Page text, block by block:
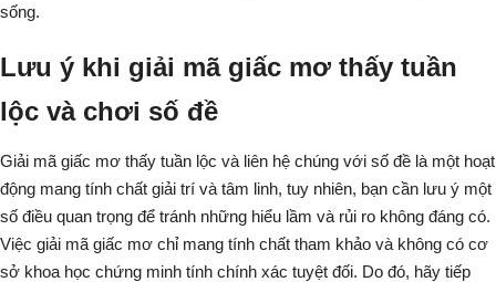
sống.
Lưu ý khi giải mã giấc mơ thấy tuần
lộc và chơi số đề
Giải mã giấc mơ thấy tuần lộc và liên hệ chúng với số đề là một hoạt
động mang tính chất giải trí và tâm linh, tuy nhiên, bạn cần lưu ý một
số điều quan trọng để tránh những hiểu lầm và rủi ro không đáng có.
Việc giải mã giấc mơ chỉ mang tính chất tham khảo và không có cơ
sở khoa học chứng minh tính chính xác tuyệt đối. Do đó, hãy tiếp